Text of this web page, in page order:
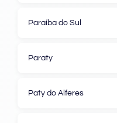
Paraíba do Sul
Paraty
Paty do Alferes